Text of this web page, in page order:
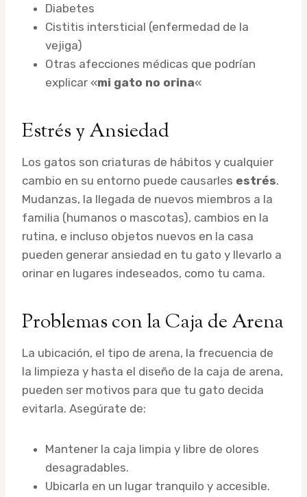
Diabetes
Cistitis intersticial (enfermedad de la
vejiga)
Otras afecciones médicas que podrían
explicar «mi gato no orina«
Estrés y Ansiedad
Los gatos son criaturas de hábitos y cualquier
cambio en su entorno puede causarles estrés.
Mudanzas, la llegada de nuevos miembros a la
familia (humanos o mascotas), cambios en la
rutina, e incluso objetos nuevos en la casa
pueden generar ansiedad en tu gato y llevarlo a
orinar en lugares indeseados, como tu cama.
Problemas con la Caja de Arena
La ubicación, el tipo de arena, la frecuencia de
la limpieza y hasta el diseño de la caja de arena,
pueden ser motivos para que tu gato decida
evitarla. Asegúrate de:
Mantener la caja limpia y libre de olores
desagradables.
Ubicarla en un lugar tranquilo y accesible.